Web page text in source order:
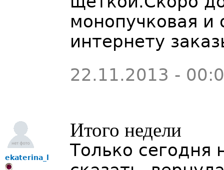
монопучковая и
интернету
22.11.2013 -
ekaterina_l
Итого недели
Только сегодня